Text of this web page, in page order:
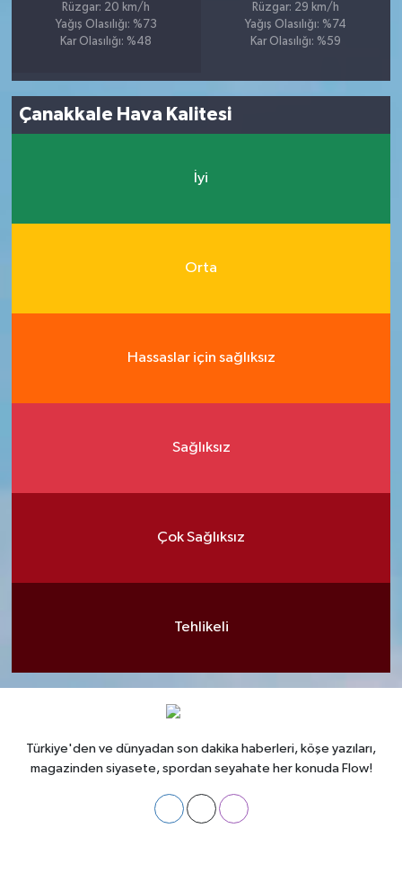
Rüzgar: 20 km/h
Yağış Olasılığı: %73
Kar Olasılığı: %48
Rüzgar: 29 km/h
Yağış Olasılığı: %74
Kar Olasılığı: %59
Çanakkale Hava Kalitesi
İyi
Orta
Hassaslar için sağlıksız
Sağlıksız
Çok Sağlıksız
Tehlikeli
Türkiye'den ve dünyadan son dakika haberleri, köşe yazıları,
magazinden siyasete, spordan seyahate her konuda Flow!